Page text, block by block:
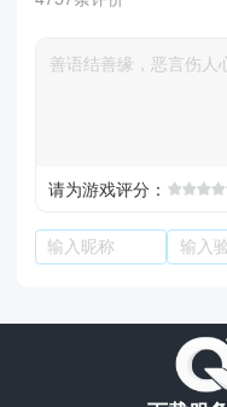
请为游戏评分：